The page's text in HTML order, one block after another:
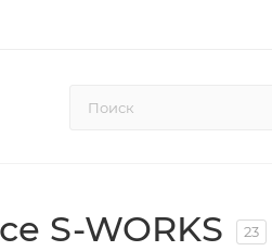
S-WORKS 23